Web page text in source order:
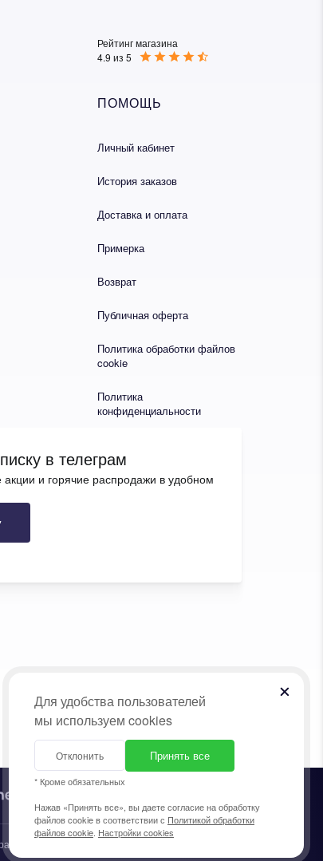
Рейтинг магазина
4.9 из 5
ПОМОЩЬ
Личный кабинет
История заказов
Доставка и оплата
Примерка
Возврат
Публичная оферта
Политика обработки файлов
cookie
Политика
конфиденциальности
в телеграм
и горячие распродажи в удобном
г.Бреста, 30 апреля 2019г. В торговом
Для удобства пользователей
мы используем cookies
Отклонить
* Кроме обязательных
Принять все
Нажав «Принять все», вы даете согласие на обработку
файлов cookie в соответствии с Политикой обработки
файлов cookie Настройки cookies